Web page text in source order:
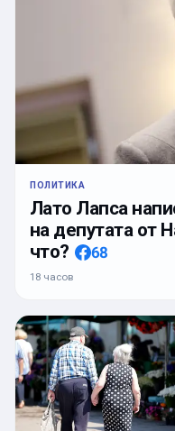
ПОЛИТИКА
Лато Лапса
на депутата от
что?
68
18 часов